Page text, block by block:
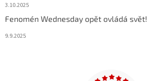
3.10.2025
Fenomén Wednesday opět ovládá svět!
9.9.2025